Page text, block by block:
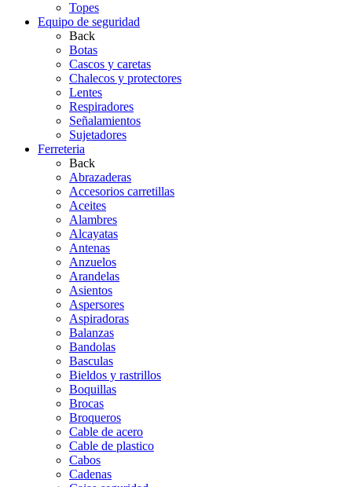
Topes
Equipo de seguridad
Back
Botas
Cascos y caretas
Chalecos y protectores
Lentes
Respiradores
Señalamientos
Sujetadores
Ferreteria
Back
Abrazaderas
Accesorios carretillas
Aceites
Alambres
Alcayatas
Antenas
Anzuelos
Arandelas
Asientos
Aspersores
Aspiradoras
Balanzas
Bandolas
Basculas
Bieldos y rastrillos
Boquillas
Brocas
Broqueros
Cable de acero
Cable de plastico
Cabos
Cadenas